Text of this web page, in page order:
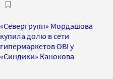
«Севергрупп» Мордашова
купила долю в сети
гипермаркетов OBI у
«Синдики» Канокова